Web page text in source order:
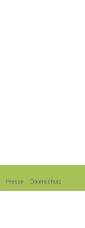
Presse Datenschutz